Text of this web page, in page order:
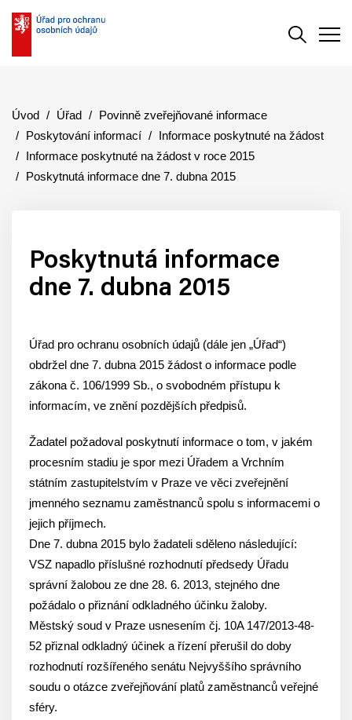
Úvod Úřad
Povinně zveřejňované informace
Poskytování informací
Informace poskytnuté na žádost
Informace poskytnuté na žádost v roce 2015
Poskytnutá informace dne 7. dubna 2015
Poskytnutá informace
dne 7. dubna 2015
Úřad pro ochranu osobních údajů (dále jen „Úřad“)
obdržel dne 7. dubna 2015 žádost o informace podle
zákona č. 106/1999 Sb., o svobodném přístupu k
informacím, ve znění pozdějších předpisů.
Žadatel požadoval poskytnutí informace o tom, v jakém
procesním stadiu je spor mezi Úřadem a Vrchním
státním zastupitelstvím v Praze ve věci zveřejnění
jmenného seznamu zaměstnanců spolu s informacemi o
jejich příjmech.
Dne 7. dubna 2015 bylo žadateli sděleno následující:
VSZ napadlo příslušné rozhodnutí předsedy Úřadu
správní žalobou ze dne 28. 6. 2013, stejného dne
požádalo o přiznání odkladného účinku žaloby.
Městský soud v Praze usnesením čj. 10A 147/2013-48-
52 přiznal odkladný účinek a řízení přerušil do doby
rozhodnutí rozšířeného senátu Nejvyššího správního
soudu o otázce zveřejňování platů zaměstnanců veřejné
sféry.